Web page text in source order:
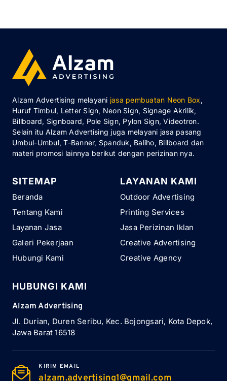
Alzam Advertising melayani jasa pembuatan Neon Box,
Huruf Timbul, Letter Sign, Neon Sign, Signage Akrilik,
Billboard, Signboard, Pole Sign, Pylon Sign, Videotron.
Selain itu Alzam Advertising juga melayani jasa pasang
Umbul-Umbul, T-Banner, Spanduk, Baliho, Billboard dan
materi promosi lainnya berikut dengan perizinan nya.
SITEMAP
Beranda
Tentang Kami
Layanan Jasa
Galeri Pekerjaan
Hubungi Kami
LAYANAN KAMI
Outdoor Advertising
Printing Services
Jasa Perizinan Iklan
Creative Advertising
Creative Agency
HUBUNGI KAMI
Alzam Advertising
Jl. Durian, Duren Seribu, Kec. Bojongsari, Kota Depok,
Jawa Barat 16518
KIRIM EMAIL
alzam.advertising1@gmail.com